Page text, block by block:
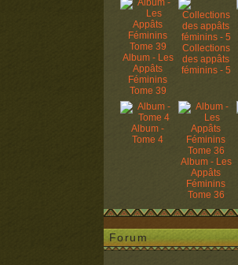
Album - Les
Appâts
Féminins
Tome 39
Collections
des appâts
féminins - 5
Album -
Tome 4
Album - Les
Appâts
Féminins
Tome 36
Forum